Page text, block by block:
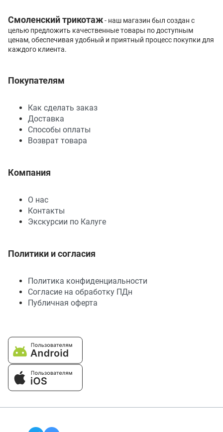
Смоленский трикотаж- наш магазин был создан с
целью предложить качественные товары по доступным
ценам, обеспечивая удобный и приятный процесс покупки для
каждого клиента.
Покупателям
Как сделать заказ
Доставка
Способы оплаты
Возврат товара
Компания
О нас
Контакты
Экскурсии по Калуге
Политики и согласия
Политика конфиденциальности
Согласие на обработку ПДн
Публичная оферта